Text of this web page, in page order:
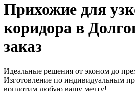
Прихожие для
коридора в
заказ
Идеальные решения от эконом до
Изготовление по индивидуальным
воплотим любую вашу мечту!